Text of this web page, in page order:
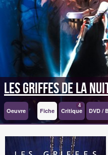
Les griffes de la
Oeuvre Fiche Critique
4
DVD /